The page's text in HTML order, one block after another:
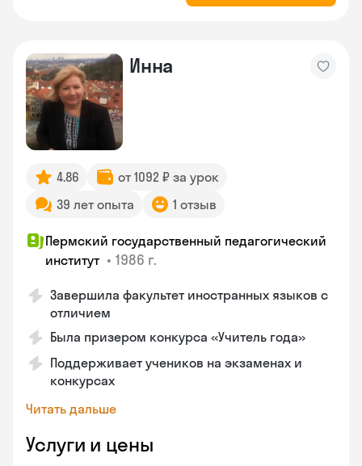
Инна
4.86
от 1092 ₽ за урок
39 лет опыта
1 отзыв
Пермский государственный педагогический
институт • 1986 г.
Завершила факультет иностранных языков с
отличием
Была призером конкурса «Учитель года»
Поддерживает учеников на экзаменах и
конкурсах
Читать дальше
Услуги и цены